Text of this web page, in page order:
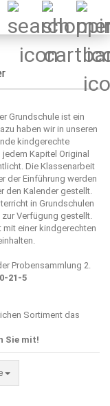
Grundschule ist ein
haben wir in unseren
kindgerechte
Kapitel Original
Die Klassenarbeit
der Einführung werden
den Kalender gestellt.
in Grundschulen
Verfügung gestellt.
einer kindgerechten
Probensammlung 2.
21-5​
Sortiment das
Sie mit!